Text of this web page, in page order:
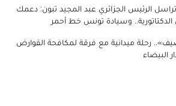
الرئيس الجزائري عبد المجيد تبون: دعمك
وسيادة تونس خط أحمر
رحلة ميدانية مع فرقة لمكافحة القوارض
البيضاء